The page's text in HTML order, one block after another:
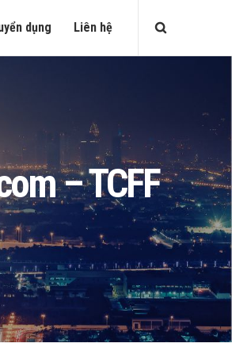
dụng Liên hệ
– TCFF